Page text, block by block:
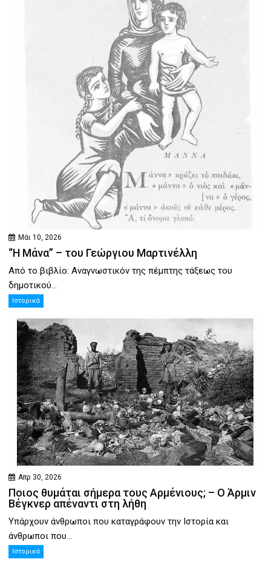
Μάι 10, 2026
“Η Μάνα” – του Γεώργιου Μαρτινέλλη
Από το βιβλίο: Αναγνωστικόν της πέμπτης τάξεως του
δημοτικού...
Ιστορικά
Απρ 30, 2026
Ποιος θυμάται σήμερα τους Αρμένιους; – Ο Άρμιν
Βέγκνερ απέναντι στη λήθη
Υπάρχουν άνθρωποι που καταγράφουν την Ιστορία και
άνθρωποι που...
Ιστορικά